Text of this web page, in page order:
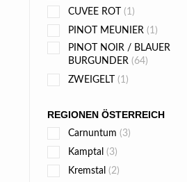
CUVEE ROT (1)
PINOT MEUNIER (1)
PINOT NOIR / BLAUER
BURGUNDER (64)
ZWEIGELT (1)
REGIONEN ÖSTERREICH
Carnuntum (3)
Kamptal (3)
Kremstal (2)